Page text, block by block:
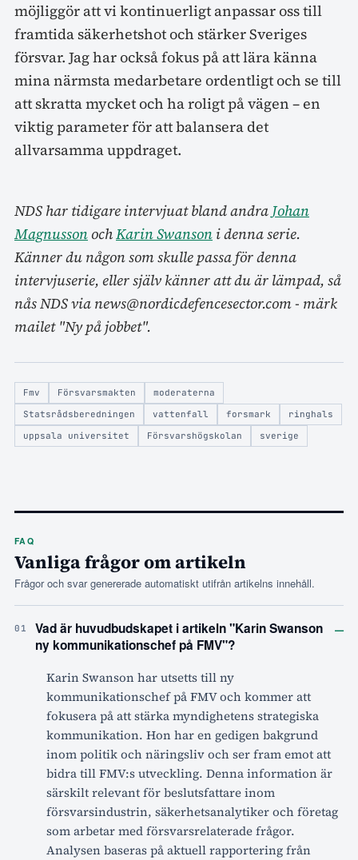
möjliggör att vi kontinuerligt anpassar oss till
framtida säkerhetshot och stärker Sveriges
försvar. Jag har också fokus på att lära känna
mina närmsta medarbetare ordentligt och se till
att skratta mycket och ha roligt på vägen – en
viktig parameter för att balansera det
allvarsamma uppdraget.
NDS har tidigare intervjuat bland andra Johan
MagnussonochKarin Swanson i denna serie.
Känner du någon som skulle passa för denna
intervjuserie, eller själv känner att du är lämpad, så
nås NDS via news@nordicdefencesector.com - märk
mailet "Ny på jobbet".
Fmv Försvarsmakten
moderaterna
Statsrådsberedningen
vattenfall forsmark
ringhals
uppsala universitet
Försvarshögskolan sverige
FAQ
Vanliga frågor om artikeln
Frågor och svar genererade automatiskt utifrån artikelns innehåll.
01
Vad är huvudbudskapet i artikeln "Karin Swanson
ny kommunikationschef på FMV"?
–
Karin Swanson har utsetts till ny
kommunikationschef på FMV och kommer att
fokusera på att stärka myndighetens strategiska
kommunikation. Hon har en gedigen bakgrund
inom politik och näringsliv och ser fram emot att
bidra till FMV:s utveckling. Denna information är
särskilt relevant för beslutsfattare inom
försvarsindustrin, säkerhetsanalytiker och företag
som arbetar med försvarsrelaterade frågor.
Analysen baseras på aktuell rapportering från